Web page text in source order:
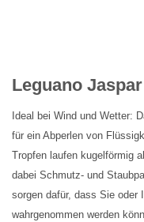
Leguano
Ideal bei Wind und Wetter:
für ein Abperlen von
Tropfen laufen kugelförmig
dabei Schmutz- und
sorgen dafür, dass Sie oder
wahrgenommen werden